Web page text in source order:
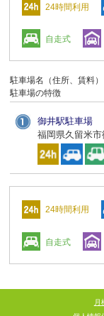
24時間利用
自走式
駐車場名（住所、賃料）
駐車場の特徴
御井駅駐車場
福岡県久留米
24時間利用
自走式
月